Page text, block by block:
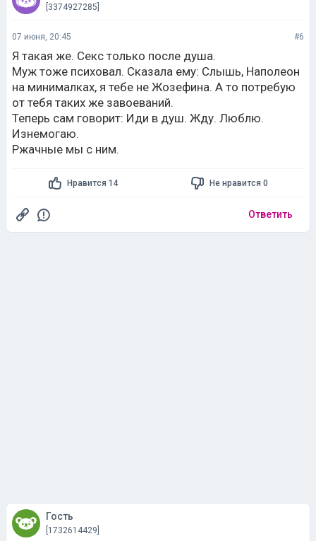
[3374927285]
07 июня, 20:45 #6
Я такая же. Секс только после душа.
Муж тоже психовал. Сказала ему: Слышь, Наполеон
на минималках, я тебе не Жозефина. А то потребую
от тебя таких же завоеваний.
Теперь сам говорит: Иди в душ. Жду. Люблю.
Изнемогаю.
Ржачные мы с ним.
Нравится 14 Не нравится 0
Ответить
Гость
[1732614429]